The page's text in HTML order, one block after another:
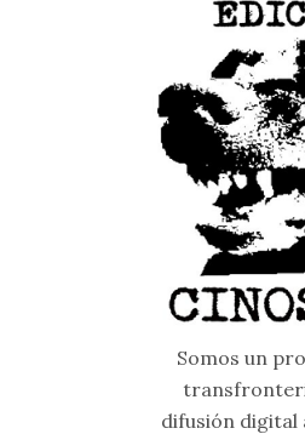
Somos un
difusión digital